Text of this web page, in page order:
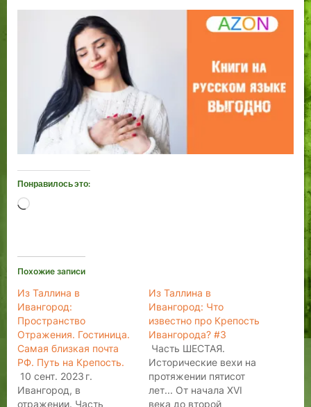
Понравилось это:
Загрузка…
Похожие записи
Из Таллина в
Ивангород:
Пространство
Отражения. Гостиница.
Самая близкая почта
РФ. Путь на Крепость.
10 сент. 2023 г.
Ивангород, в
отражении. Часть
Из Таллина в
Ивангород: Что
известно про Крепость
Ивангорода? #3
Часть ШЕСТАЯ.
Исторические вехи на
протяжении пятисот
лет... От начала XVI
века до второй